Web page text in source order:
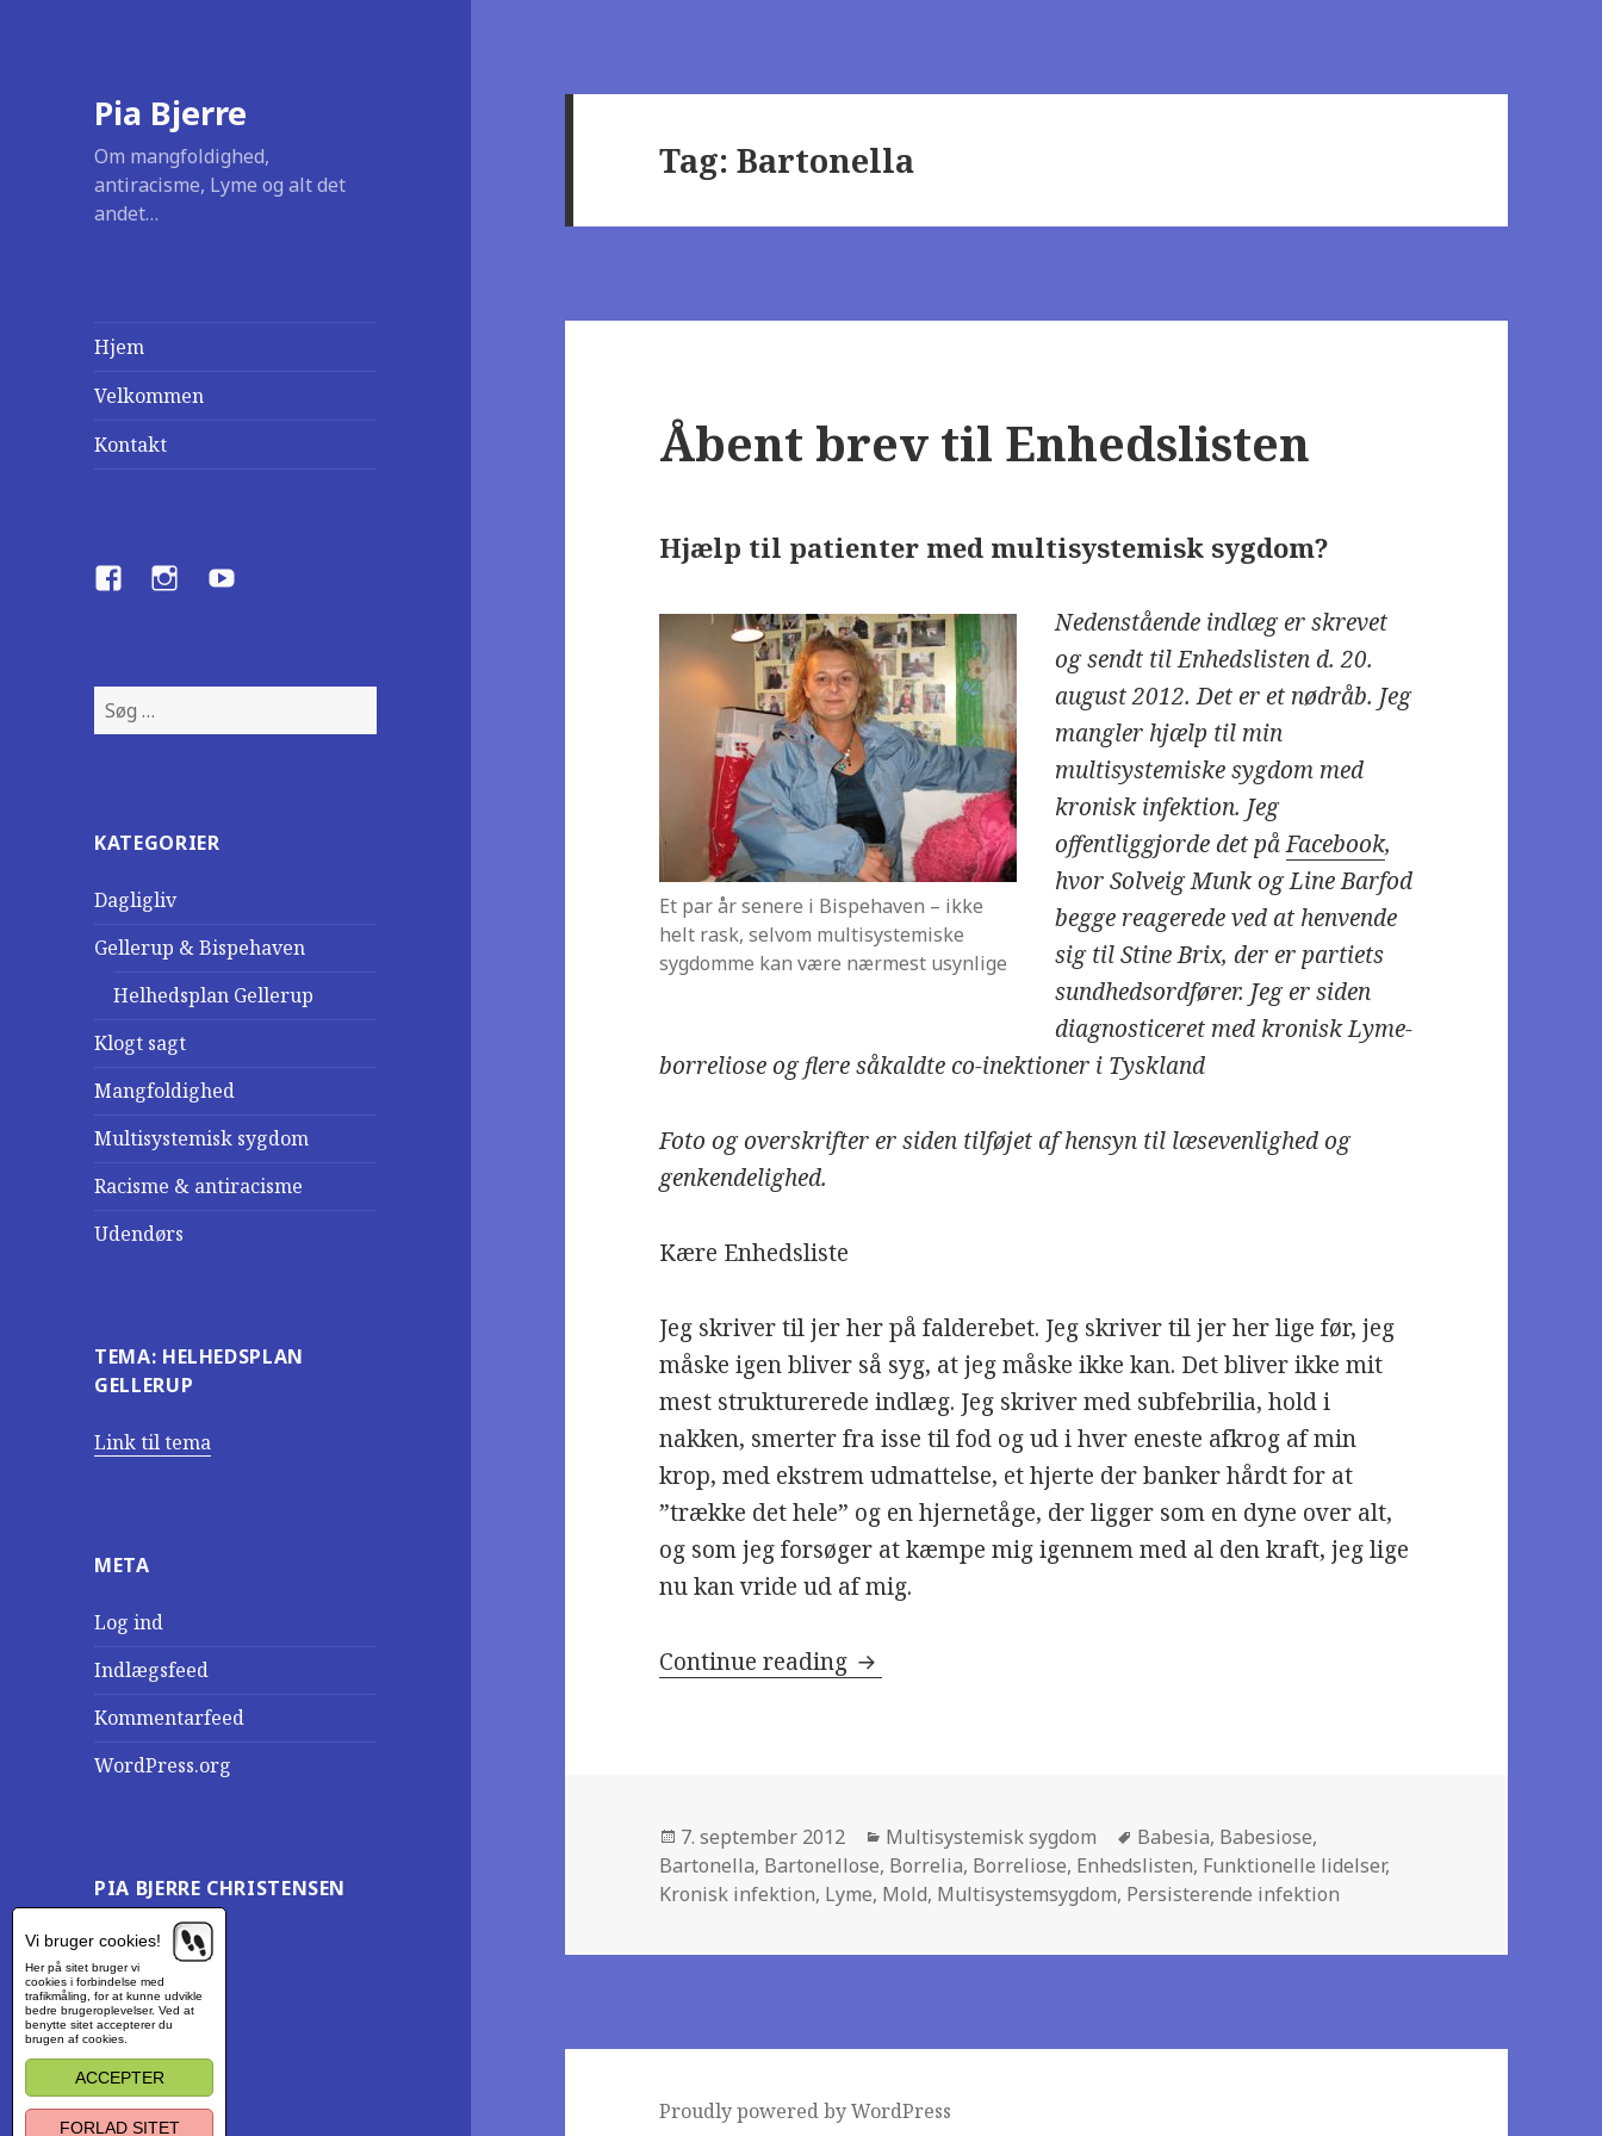
Pia Bjerre
Om mangfoldighed,
antiracisme, Lyme og alt det
andet…
Hjem
Velkommen
Kontakt
FacebookInstagramYouTube
S
ø
t
r
KATEGORIER
Dagligliv
Gellerup & Bispehaven
Helhedsplan Gellerup
Klogt sagt
Mangfoldighed
Multisystemisk sygdom
Racisme & antiracisme
Udendørs
TEMA: HELHEDSPLAN
GELLERUP
Link til tema
META
Log ind
Indlægsfeed
Kommentarfeed
WordPress.org
PIA BJERRE CHRISTENSEN
Tag:Bartonella
Åbent brev til Enhedslisten
Hjælp til patienter med multisystemisk sygdom?
Et par år senere i Bispehaven – ikke
helt rask, selvom multisystemiske
sygdomme kan være nærmest usynlige
Nedenstående indlæg er skrevet
og sendt til Enhedslisten d. 20.
august 2012. Det er et nødråb. Jeg
mangler hjælp til min
multisystemiske sygdom med
kronisk infektion. Jeg
offentliggjorde det påFacebook,
hvor Solveig Munk og Line Barfod
begge reagerede ved at henvende
sig til Stine Brix, der er partiets
sundhedsordfører. Jeg er siden
diagnosticeret med kronisk Lyme-
borreliose og flere såkaldte co-inektioner i Tyskland
Foto og overskrifter er siden tilføjet af hensyn til læsevenlighed og
genkendelighed.
Kære Enhedsliste
Jeg skriver til jer her på falderebet. Jeg skriver til jer her lige før, jeg
måske igen bliver så syg, at jeg måske ikke kan. Det bliver ikke mit
mest strukturerede indlæg. Jeg skriver med subfebrilia, hold i
nakken, smerter fra isse til fod og ud i hver eneste afkrog af min
krop, med ekstrem udmattelse, et hjerte der banker hårdt for at
”trække det hele” og en hjernetåge, der ligger som en dyne over alt,
og som jeg forsøger at kæmpe mig igennem med al den kraft, jeg lige
nu kan vride ud af mig.
Continue reading Åbent brev til Enhedslisten
Posted
on
7. september 2012 Categories
Multisystemisk sygdom Tags
Babesia, Babesiose,
Bartonella, Bartonellose, Borrelia, Borreliose, Enhedslisten, Funktionelle lidelser,
Kronisk infektion, Lyme, Mold, Multisystemsygdom, Persisterende infektion
Proudly powered by WordPress
Vi bruger cookies!
Her på sitet bruger vi
cookies i forbindelse med
trafikmåling, for at kunne udvikle
bedre brugeroplevelser. Ved at
benytte sitet accepterer du
brugen af cookies.
ACCEPTER
FORLAD SITET